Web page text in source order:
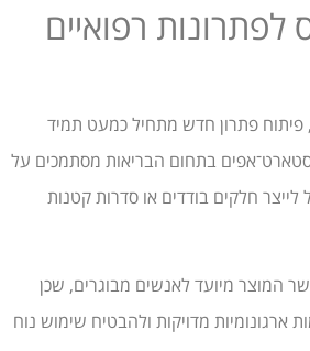
לפתרונות רפואיים
פיתוח פתרון חדש מתחיל כמעט תמיד
וסטארט־אפים בתחום הבריאות מסתמכים על
לייצר חלקים בודדים או סדרות קטנות
המוצר מיועד לאנשים מבוגרים, שכן
מדויקות ולהבטיח שימוש נוח